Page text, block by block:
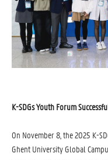
K-SDGs Youth Forum
On November 8, the 2025 K-
Ghent University Global